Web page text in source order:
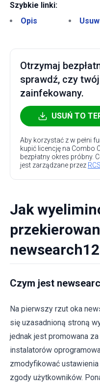
Szybkie linki:
Opis
Otrzymaj
sprawdź, czy
zainfekowany.
USUŃ TO
Aby korzystać z w pełni
kupić licencję na Combo
bezpłatny okres próbny.
jest zarządzane przez
Jak
Czym jest
Na pierwszy rzut oka
się uzasadnioną stroną
jednak jest promowana
instalatorów
zmodyfikować
zgody użytkowników.